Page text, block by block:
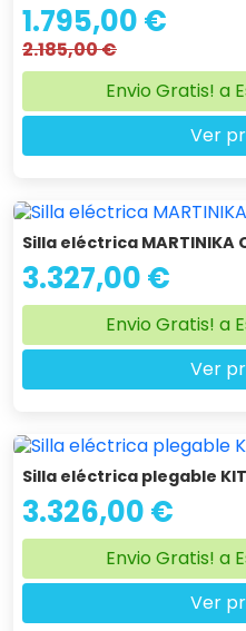
1.795,00 €
2.185,00 €
Envio Gratis! a
Ver
Silla eléctrica MARTINIKA
3.327,00 €
Envio Gratis! a
Ver
Silla eléctrica plegable
3.326,00 €
Envio Gratis! a
Ver